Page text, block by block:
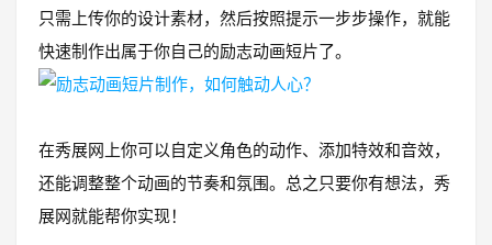
只需上传你的设计素材，然后按照提示一步步操作，就能
快速制作出属于你自己的励志动画短片了。
在秀展网上你可以自定义角色的动作、添加特效和音效，
还能调整整个动画的节奏和氛围。总之只要你有想法，秀
展网就能帮你实现！